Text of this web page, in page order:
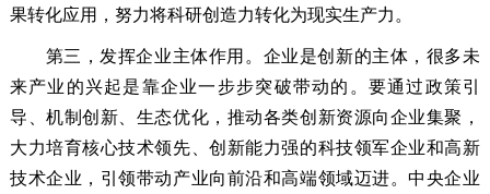
果转化应用，努力将科研创造力转化为现实生产力。
第三，发挥企业主体作用。 企业是创新的主体，很多未
来产业的兴起是靠企业一步步突破带动的。要通过政策引
导、机制创新、生态优化，推动各类创新资源向企业集聚，
大力培育核心技术领先、创新能力强的科技领军企业和高新
技术企业，引领带动产业向前沿和高端领域迈进。中央企业